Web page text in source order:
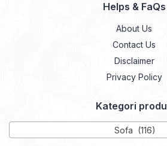
Helps & FaQs
About Us
Contact Us
Disclaimer
Privacy Policy
Kategori
Sofa (116)